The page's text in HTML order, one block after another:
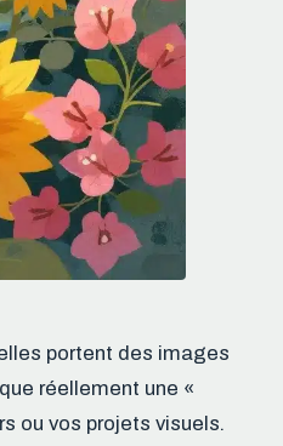
portent des images
réellement une «
ou vos projets visuels.